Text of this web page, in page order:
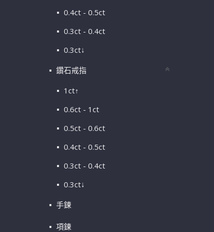
0.4ct - 0.5ct
0.3ct - 0.4ct
0.3ct↓
鑽石戒指
1ct↑
0.6ct - 1ct
0.5ct - 0.6ct
0.4ct - 0.5ct
0.3ct - 0.4ct
0.3ct↓
手鍊
項鍊